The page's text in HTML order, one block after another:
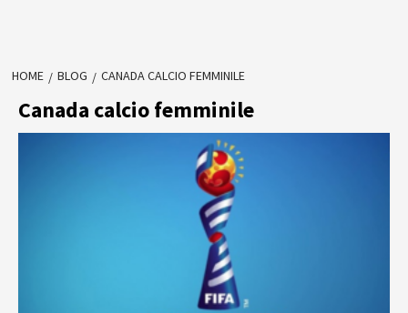
HOME BLOG CANADA CALCIO FEMMINILE
Canada calcio femminile